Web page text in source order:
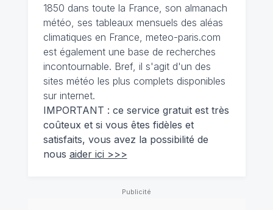
1850 dans toute la France, son almanach
météo, ses tableaux mensuels des aléas
climatiques en France, meteo-paris.com
est également une base de recherches
incontournable. Bref, il s'agit d'un des
sites météo les plus complets disponibles
sur internet.
IMPORTANT : ce service gratuit est très
coûteux et si vous êtes fidèles et
satisfaits, vous avez la possibilité de
nous aider ici >>>